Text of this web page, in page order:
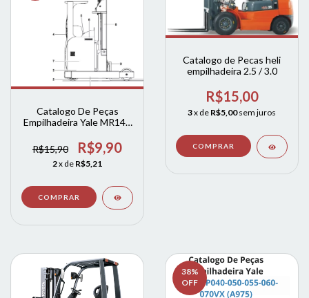
Catalogo De Peças
Empilhadeira Yale MR14 -
MR20 - MR20H - MR25
MR16N - MR20W
(INGLES)
R$15,90 R$9,90
2x de R$5,21
Catalogo de Pecas heli
empilhadeira 2.5 / 3.0
R$15,00
3x de R$5,00 sem juros
38%
OFF